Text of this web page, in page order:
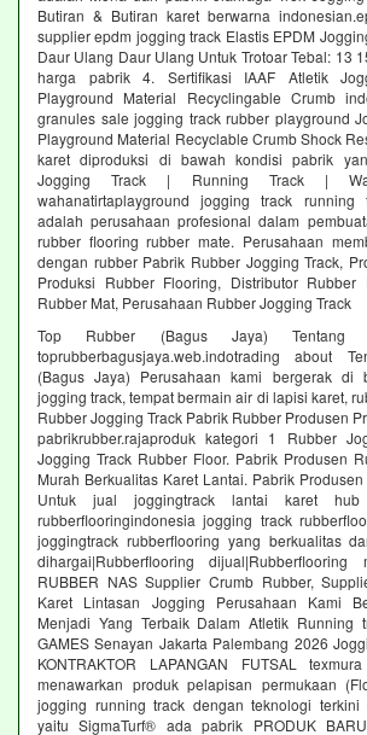
Butiran & Butiran karet berwarna
supplier epdm jogging track Elastis EPDM
Daur Ulang Daur Ulang Untuk Trotoar Tebal: 13
harga pabrik 4. Sertifikasi IAAF Atletik
Playground Material Recyclingable Crumb
granules sale jogging track rubber playground
Playground Material Recyclable Crumb Shock
karet diproduksi di bawah kondisi pabrik
Jogging Track | Running Track |
wahanatirtaplayground jogging track running
adalah perusahaan profesional dalam
rubber flooring rubber mate. Perusahaan
dengan rubber Pabrik Rubber Jogging Track,
Produksi Rubber Flooring, Distributor Rubber
Rubber Mat, Perusahaan Rubber Jogging Track
Top Rubber (Bagus Jaya) Tentang
toprubberbagusjaya.web.indotrading about
(Bagus Jaya) Perusahaan kami bergerak di
jogging track, tempat bermain air di lapisi karet,
Rubber Jogging Track Pabrik Rubber Produsen
pabrikrubber.rajaproduk kategori 1 Rubber
Jogging Track Rubber Floor. Pabrik Produsen
Murah Berkualitas Karet Lantai. Pabrik
Untuk jual joggingtrack lantai karet hub
rubberflooringindonesia jogging track
joggingtrack rubberflooring yang berkualitas
dihargai|Rubberflooring dijual|Rubberflooring
RUBBER NAS Supplier Crumb Rubber,
Karet Lintasan Jogging Perusahaan Kami
Menjadi Yang Terbaik Dalam Atletik Running
GAMES Senayan Jakarta Palembang 2026
KONTRAKTOR LAPANGAN FUTSAL
menawarkan produk pelapisan permukaan
jogging running track dengan teknologi
yaitu SigmaTurf® ada pabrik PRODUK